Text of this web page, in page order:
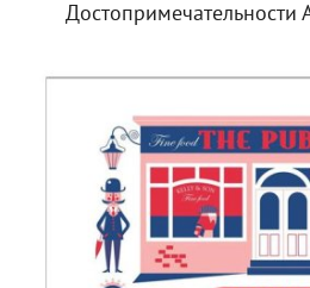
Достопримечательности